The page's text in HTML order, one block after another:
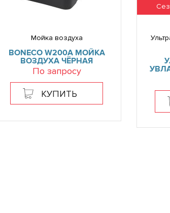
Мойка воздуха
BONECO W200A МОЙКА
ВОЗДУХА ЧЁРНАЯ
По запросу
КУПИТЬ